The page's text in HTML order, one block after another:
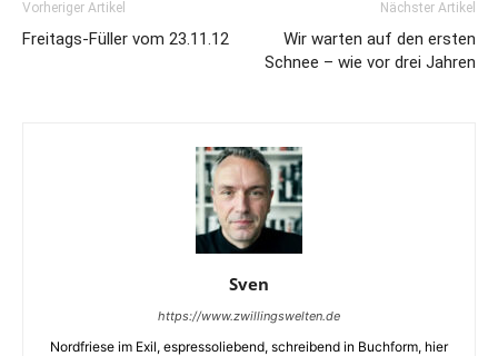
Vorheriger Artikel
Freitags-Füller vom 23.11.12
Nächster Artikel
Wir warten auf den ersten
Schnee – wie vor drei Jahren
Sven
https://www.zwillingswelten.de
Nordfriese im Exil, espressoliebend, schreibend in Buchform, hier